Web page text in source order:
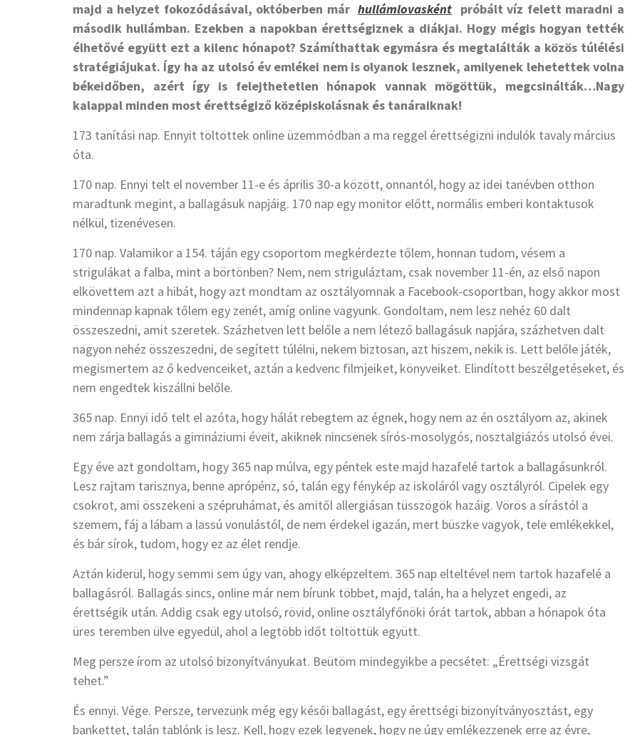
majd a helyzet fokozódásával, októberben márhullámlovasként próbált víz felett maradni a
második hullámban. Ezekben a napokban érettségiznek a diákjai. Hogy mégis hogyan tették
élhetővé együtt ezt a kilenc hónapot? Számíthattak egymásra és megtalálták a közös túlélési
stratégiájukat. Így ha az utolsó év emlékei nem is olyanok lesznek, amilyenek lehetettek volna
békeidőben, azért így is felejthetetlen hónapok vannak mögöttük, megcsinálták…Nagy
kalappal minden most érettségiző középiskolásnak és tanáraiknak!
173 tanítási nap. Ennyit töltöttek online üzemmódban a ma reggel érettségizni indulók tavaly március
óta.
170 nap. Ennyi telt el november 11-e és április 30-a között, onnantól, hogy az idei tanévben otthon
maradtunk megint, a ballagásuk napjáig. 170 nap egy monitor előtt, normális emberi kontaktusok
nélkül, tizenévesen.
170 nap. Valamikor a 154. táján egy csoportom megkérdezte tőlem, honnan tudom, vésem a
strigulákat a falba, mint a börtönben? Nem, nem striguláztam, csak november 11-én, az első napon
elkövettem azt a hibát, hogy azt mondtam az osztályomnak a Facebook-csoportban, hogy akkor most
mindennap kapnak tőlem egy zenét, amíg online vagyunk. Gondoltam, nem lesz nehéz 60 dalt
összeszedni, amit szeretek. Százhetven lett belőle a nem létező ballagásuk napjára, százhetven dalt
nagyon nehéz összeszedni, de segített túlélni, nekem biztosan, azt hiszem, nekik is. Lett belőle játék,
megismertem az ő kedvenceiket, aztán a kedvenc filmjeiket, könyveiket. Elindított beszélgetéseket, és
nem engedtek kiszállni belőle.
365 nap. Ennyi idő telt el azóta, hogy hálát rebegtem az égnek, hogy nem az én osztályom az, akinek
nem zárja ballagás a gimnáziumi éveit, akiknek nincsenek sírós-mosolygós, nosztalgiázós utolsó évei.
Egy éve azt gondoltam, hogy 365 nap múlva, egy péntek este majd hazafelé tartok a ballagásunkról.
Lesz rajtam tarisznya, benne aprópénz, só, talán egy fénykép az iskoláról vagy osztályról. Cipelek egy
csokrot, ami összekeni a szépruhámat, és amitől allergiásan tüsszögök hazáig. Vörös a sírástól a
szemem, fáj a lábam a lassú vonulástól, de nem érdekel igazán, mert büszke vagyok, tele emlékekkel,
és bár sírok, tudom, hogy ez az élet rendje.
Aztán kiderül, hogy semmi sem úgy van, ahogy elképzeltem. 365 nap elteltével nem tartok hazafelé a
ballagásról. Ballagás sincs, online már nem bírunk többet, majd, talán, ha a helyzet engedi, az
érettségik után. Addig csak egy utolsó, rövid, online osztályfőnöki órát tartok, abban a hónapok óta
üres teremben ülve egyedül, ahol a legtöbb időt töltöttük együtt.
Meg persze írom az utolsó bizonyítványukat. Beütöm mindegyikbe a pecsétet: „Érettségi vizsgát
tehet.”
És ennyi. Vége. Persze, tervezünk még egy késői ballagást, egy érettségi bizonyítványosztást, egy
bankettet, talán tablónk is lesz. Kell, hogy ezek legyenek, hogy ne úgy emlékezzenek erre az évre,